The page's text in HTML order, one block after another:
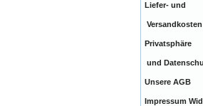
Liefer- und
Versandkosten
Privatsphäre
und
Unsere AGB
Impressum